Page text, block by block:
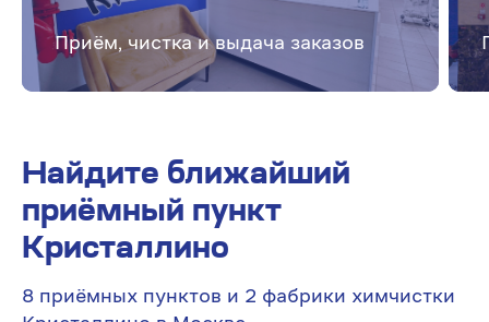
Приём, чистка и выдача заказов
Найдите ближайший
приёмный пункт
Кристаллино
8 приёмных пунктов и 2 фабрики химчистки